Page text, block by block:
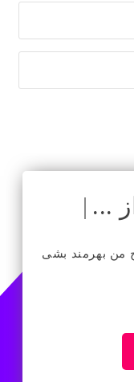
...
|
من بهرمند بشی